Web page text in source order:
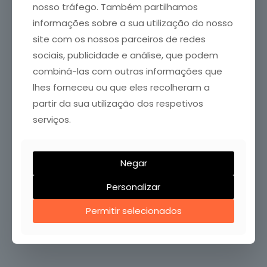
Welcome to WordPress. This is your first post. Edit or
delete it, then start writing!
0 0 Read more
FALE CONOSCO
nosso tráfego. Também partilhamos
informações sobre a sua utilização do nosso
site com os nossos parceiros de redes
sociais, publicidade e análise, que podem
combiná-las com outras informações que
lhes forneceu ou que eles recolheram a
partir da sua utilização dos respetivos
serviços.
Negar
Personalizar
Permitir selecionados